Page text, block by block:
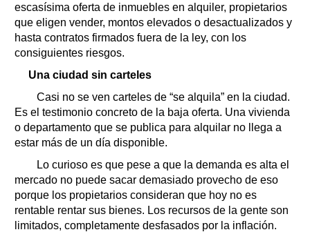
escasísima oferta de inmuebles en alquiler, propietarios
que eligen vender, montos elevados o desactualizados y
hasta contratos firmados fuera de la ley, con los
consiguientes riesgos.
Una ciudad sin carteles
Casi no se ven carteles de “se alquila” en la ciudad.
Es el testimonio concreto de la baja oferta. Una vivienda
o departamento que se publica para alquilar no llega a
estar más de un día disponible.
Lo curioso es que pese a que la demanda es alta el
mercado no puede sacar demasiado provecho de eso
porque los propietarios consideran que hoy no es
rentable rentar sus bienes. Los recursos de la gente son
limitados, completamente desfasados por la inflación.